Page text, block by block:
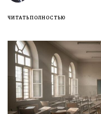
ЧИТАТЬ ПОЛНОСТЬЮ